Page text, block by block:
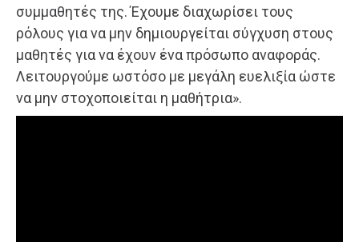
συμμαθητές της. Έχουμε διαχωρίσει τους
ρόλους για να μην δημιουργείται σύγχυση στους
μαθητές για να έχουν ένα πρόσωπο αναφοράς.
Λειτουργούμε ωστόσο με μεγάλη ευελιξία ώστε
να μην στοχοποιείται η μαθήτρια».